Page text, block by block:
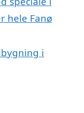
hele Fanø
i